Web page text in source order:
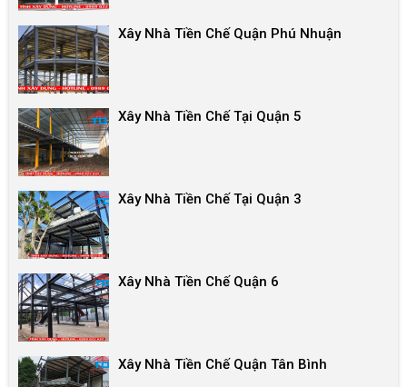
Xây Nhà Tiền Chế Quận Phú Nhuận
Xây Nhà Tiền Chế Tại Quận 5
Xây Nhà Tiền Chế Tại Quận 3
Xây Nhà Tiền Chế Quận 6
Xây Nhà Tiền Chế Quận Tân Bình